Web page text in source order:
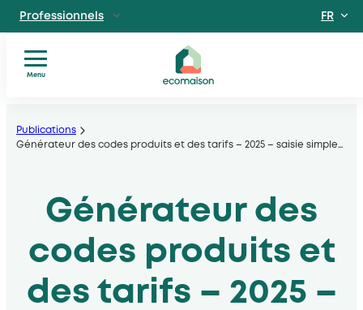
au
contenu
Particuliers
Site dédié aux particuliers
Professionnels
Acteurs solidaires, collectivités locales, opérateurs
FR
Menu
êtes
Actualités
Documents
utiles
Publications
Générateur des codes produits et des tarifs – 2025 – saisie simple…
Générateur des
codes produits et
des tarifs – 2025 –